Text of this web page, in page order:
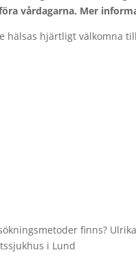
vårdagarna. Mer
hjärtligt välkomna
finns?
i Lund